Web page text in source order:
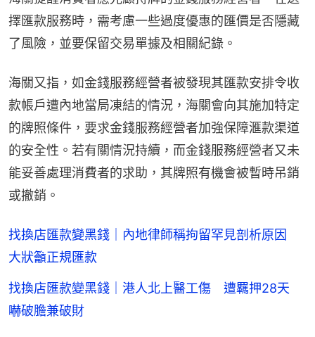
擇匯款服務時，需考慮一些過度優惠的匯價是否隱藏
了風險，並要保留交易單據及相關紀錄。
海關又指，如金錢服務經營者被發現其匯款安排令收
款帳戶遭內地當局凍結的情況，海關會向其施加特定
的牌照條件，要求金錢服務經營者加強保障滙款渠道
的安全性。若有關情況持續，而金錢服務經營者又未
能妥善處理消費者的求助，其牌照有機會被暫時吊銷
或撤銷。
找換店匯款變黑錢｜內地律師稱拘留罕見剖析原因
大狀籲正規匯款
找換店匯款變黑錢｜港人北上醫工傷 遭羈押28天
嚇破膽兼破財